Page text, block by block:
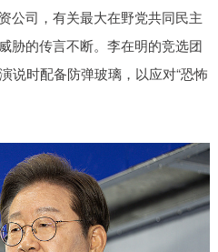
公司，有关最大在野党共同民主
胁的传言不断。李在明的竞选团
说时配备防弹玻璃，以应对“恐怖